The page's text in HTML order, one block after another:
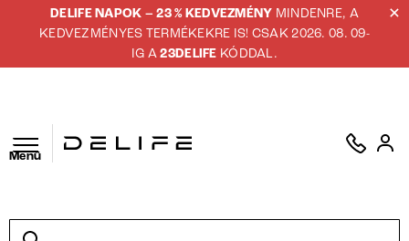
DELIFE NAPOK – 23 % KEDVEZMÉNY MINDENRE, A
KEDVEZMÉNYES TERMÉKEKRE IS! CSAK 2026. 08. 09-
IG A23DELIFE KÓDDAL.
Menü